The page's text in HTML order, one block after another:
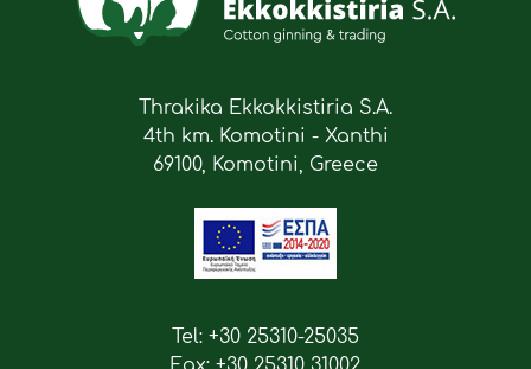
Thrakika Ekkokkistiria S.A.
4th km. Komotini - Xanthi
69100, Komotini, Greece
Tel: +30 25310-25035